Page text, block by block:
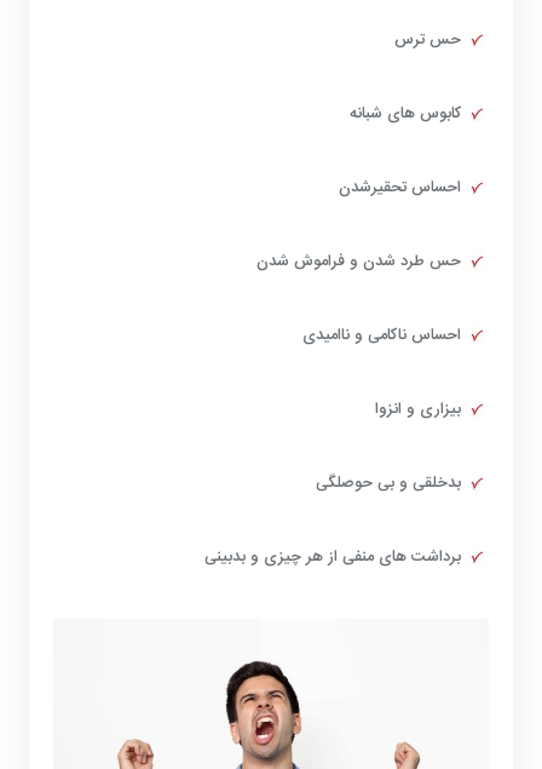
حس ترس
کابوس های شبانه
احساس تحقیرشدن
حس طرد شدن و فراموش شدن
احساس ناکامی و ناامیدی
بیزاری و انزوا
بدخلقی و بی حوصلگی
برداشت های منفی از هر چیزی و بدبینی